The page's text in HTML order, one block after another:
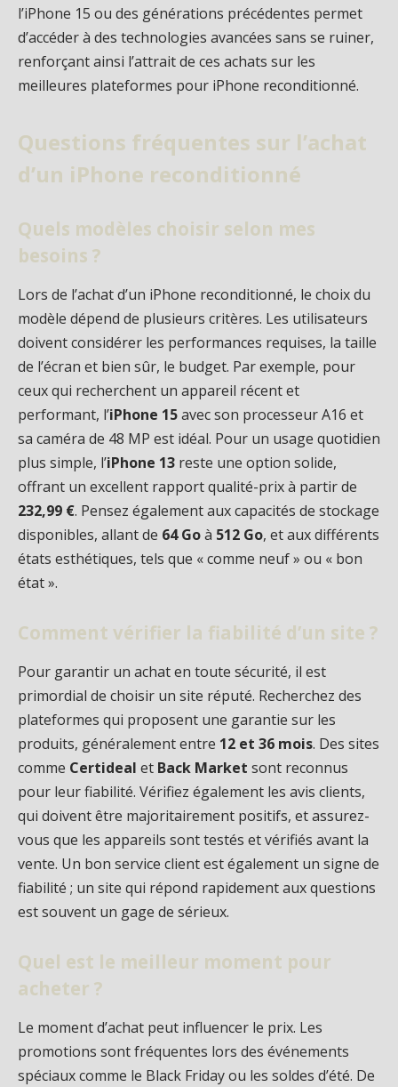
l’iPhone 15 ou des générations précédentes permet
d’accéder à des technologies avancées sans se ruiner,
renforçant ainsi l’attrait de ces achats sur les
meilleures plateformes pour iPhone reconditionné.
Questions fréquentes sur l’achat
d’un iPhone reconditionné
Quels modèles choisir selon mes
besoins ?
Lors de l’achat d’un iPhone reconditionné, le choix du
modèle dépend de plusieurs critères. Les utilisateurs
doivent considérer les performances requises, la taille
de l’écran et bien sûr, le budget. Par exemple, pour
ceux qui recherchent un appareil récent et
performant, l’iPhone 15avec son processeur A16 et
sa caméra de 48 MP est idéal. Pour un usage quotidien
plus simple, l’iPhone 13 reste une option solide,
offrant un excellent rapport qualité-prix à partir de
232,99 €. Pensez également aux capacités de stockage
disponibles, allant de 64 Goà 512 Go, et aux différents
états esthétiques, tels que « comme neuf » ou « bon
état ».
Comment vérifier la fiabilité d’un site ?
Pour garantir un achat en toute sécurité, il est
primordial de choisir un site réputé. Recherchez des
plateformes qui proposent une garantie sur les
produits, généralement entre 12 et 36 mois. Des sites
comme Certideal et Back Market sont reconnus
pour leur fiabilité. Vérifiez également les avis clients,
qui doivent être majoritairement positifs, et assurez-
vous que les appareils sont testés et vérifiés avant la
vente. Un bon service client est également un signe de
fiabilité ; un site qui répond rapidement aux questions
est souvent un gage de sérieux.
Quel est le meilleur moment pour
acheter ?
Le moment d’achat peut influencer le prix. Les
promotions sont fréquentes lors des événements
spéciaux comme le Black Friday ou les soldes d’été. De